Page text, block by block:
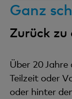
Ganz
Zurück
Über 20
Teilzeit oder
oder hinter